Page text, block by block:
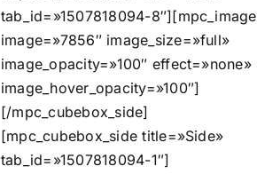
tab_id=»1507818094-8″][mpc_image
image=»7856″ image_size=»full»
image_opacity=»100″ effect=»none»
image_hover_opacity=»100″]
[/mpc_cubebox_side]
[mpc_cubebox_side title=»Side»
tab_id=»1507818094-1″]